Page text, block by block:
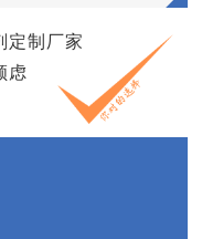
定制厂家
虑